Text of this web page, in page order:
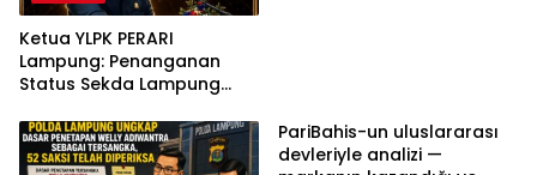
Ketua YLPK PERARI
Lampung: Penanganan
Status Sekda Lampung
Berdasarkan Aturan,
Bukan Tekanan Opini
PariBahis-un uluslararası
devleriyle analizi —